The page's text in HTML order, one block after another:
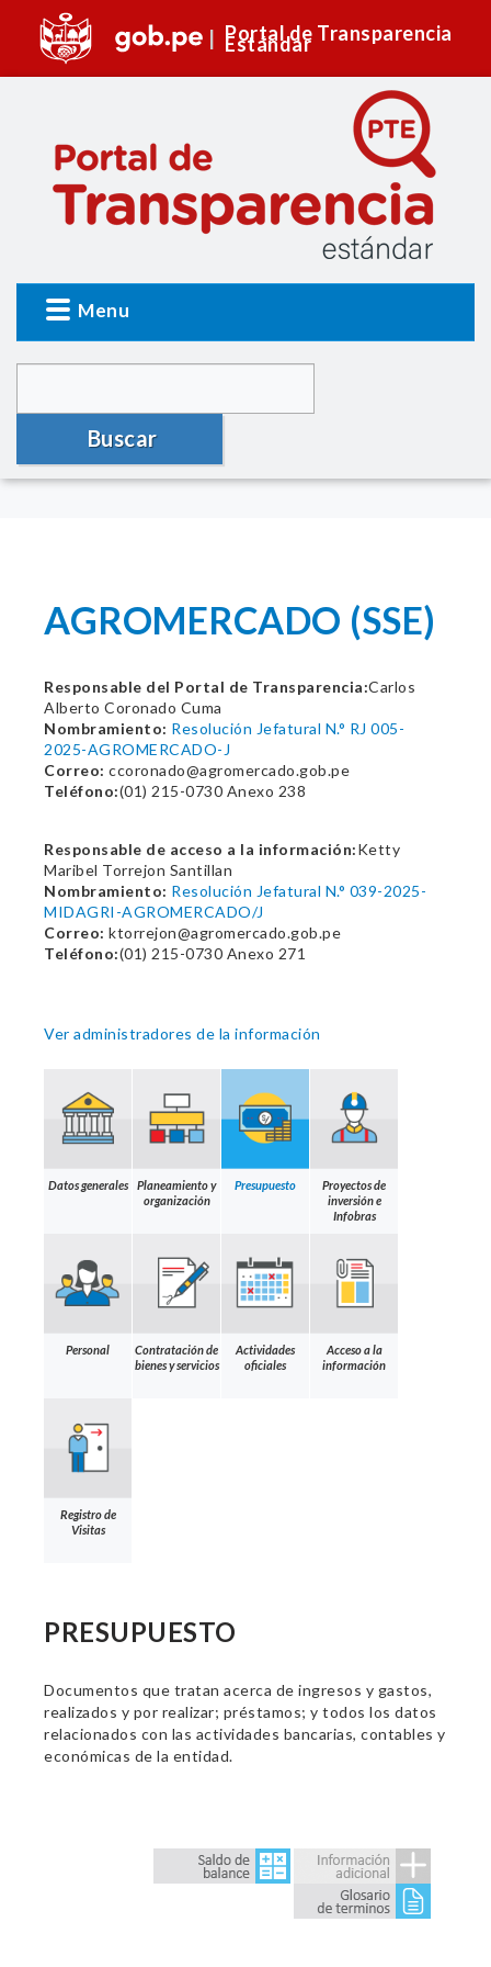
Portal de Transparencia
Estándar
Menu
Buscar
AGROMERCADO (SSE)
Responsable del Portal de Transparencia:Carlos
Alberto Coronado Cuma
Nombramiento: Resolución Jefatural N.° RJ 005-
2025-AGROMERCADO-J
Correo: ccoronado@agromercado.gob.pe
Teléfono:(01) 215-0730 Anexo 238
Responsable de acceso a la información:Ketty
Maribel Torrejon Santillan
Nombramiento: Resolución Jefatural N.° 039-2025-
MIDAGRI-AGROMERCADO/J
Correo: ktorrejon@agromercado.gob.pe
Teléfono:(01) 215-0730 Anexo 271
Ver administradores de la información
Datos generales
Planeamiento y
organización
Presupuesto
Proyectos de
inversión e
Infobras
Personal
Contratación de
bienes y servicios
Actividades
oficiales
Acceso a la
información
Registro de
Visitas
PRESUPUESTO
Documentos que tratan acerca de ingresos y gastos,
realizados y por realizar; préstamos; y todos los datos
relacionados con las actividades bancarias, contables y
económicas de la entidad.